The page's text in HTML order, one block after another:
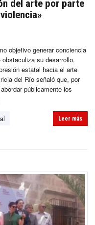
del arte por parte
objetivo generar conciencia
su desarrollo.
estatal hacia el arte
del Río señaló que, por
públicamente los
Leer más